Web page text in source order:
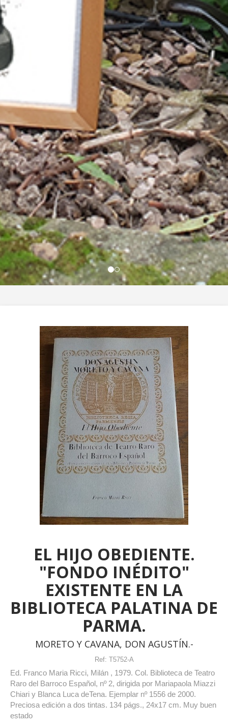
EL HIJO OBEDIENTE.
"FONDO INÉDITO"
EXISTENTE EN LA
BIBLIOTECA PALATINA DE
PARMA.
MORETO Y CAVANA, DON AGUSTÍN.-
Ref: T5752-A
Ed. Franco Maria Ricci, Milán , 1979. Col. Biblioteca de Teatro
Raro del Barroco Español, nº 2, dirigida por Mariapaola Miazzi
Chiari y Blanca Luca deTena. Ejemplar nº 1556 de 2000.
Preciosa edición a dos tintas. 134 págs., 24x17 cm. Muy buen
estado